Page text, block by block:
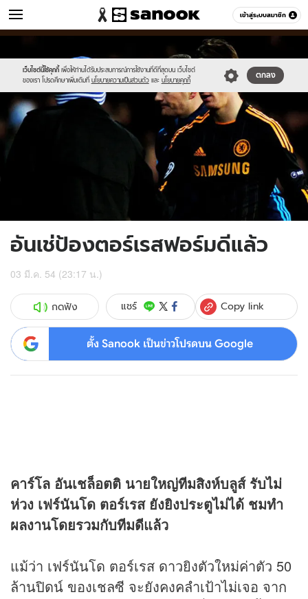
เข้าสู่ระบบสมาชิก
ข่าว หมวดอื่นๆ
เว็บไซต์นี้ใช้คุกกี้ เพื่อให้ท่านได้รับประสบการณ์การใช้งานที่ดีที่สุดบน เว็บไซต์
ของเรา โปรดศึกษาเพิ่มเติมที่ นโยบายความเป็นส่วนตัว และ นโยบายคุกกี้
ตกลง
new-
sanook.png
//s.isanook.com/ns/0/ud/201/1005943/torres.jpg
อันเช่ป้องตอร์เรสฟอร์มดีแล้ว
03 มี.ค. 54 (23:17 น.)
กดฟัง แชร์ Copy link
ตั้ง Sanook เป็นข่าวโปรดบน Google
คาร์โล อันเชล็อตติ นายใหญ่ทีมสิงห์บลูส์ รับไม่
ห่วง เฟร์นันโด ตอร์เรส ยังยิงประตูไม่ได้ ชมทำ
ผลงานโดยรวมกับทีมดีแล้ว
แม้ว่า เฟร์นันโด ตอร์เรส ดาวยิงตัวใหม่ค่าตัว 50
ล้านปิดน์ ของเชลซี จะยังคงคลำเป้าไม่เจอ จาก